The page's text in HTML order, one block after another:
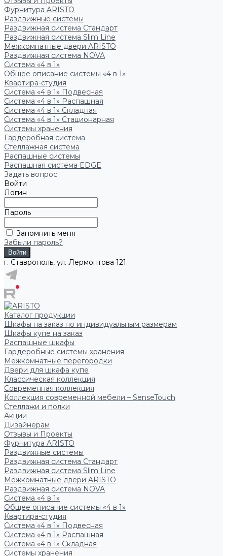
Фурнитура ARISTO
Раздвижные системы
Раздвижная система Стандарт
Раздвижная система Slim Line
Межкомнатные двери ARISTO
Раздвижная система NOVA
Система «4 в 1»
Общее описание системы «4 в 1»
Квартира-студия
Система «4 в 1» Подвесная
Система «4 в 1» Распашная
Система «4 в 1» Складная
Система «4 в 1» Стационарная
Системы хранения
Гардеробная система
Стеллажная система
Распашные системы
Распашная система EDGE
Задать вопрос
Войти
Логин
Пароль
Запомнить меня
Забыли пароль?
г. Ставрополь, ул. Лермонтова 121
Каталог продукции
Шкафы на заказ по индивидуальным размерам
Шкафы купе на заказ
Распашные шкафы
Гардеробные системы хранения
Межкомнатные перегородки
Двери для шкафа купе
Классическая коллекция
Современная коллекция
Коллекция современной мебели – SenseTouch
Стеллажи и полки
Акции
Дизайнерам
Отзывы и Проекты
Фурнитура ARISTO
Раздвижные системы
Раздвижная система Стандарт
Раздвижная система Slim Line
Межкомнатные двери ARISTO
Раздвижная система NOVA
Система «4 в 1»
Общее описание системы «4 в 1»
Квартира-студия
Система «4 в 1» Подвесная
Система «4 в 1» Распашная
Система «4 в 1» Складная
Системы хранения